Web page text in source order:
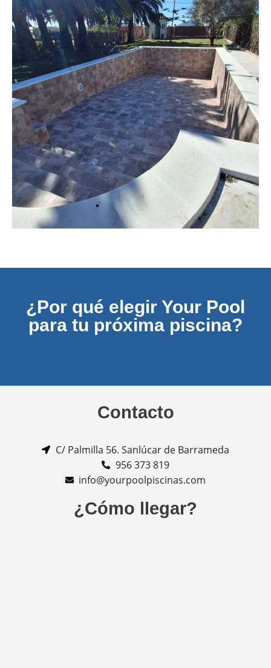
¿Por qué elegir Your Pool
para tu próxima piscina?
Contacto
C/ Palmilla 56. Sanlúcar de Barrameda
956 373 819
info@yourpoolpiscinas.com
¿Cómo llegar?